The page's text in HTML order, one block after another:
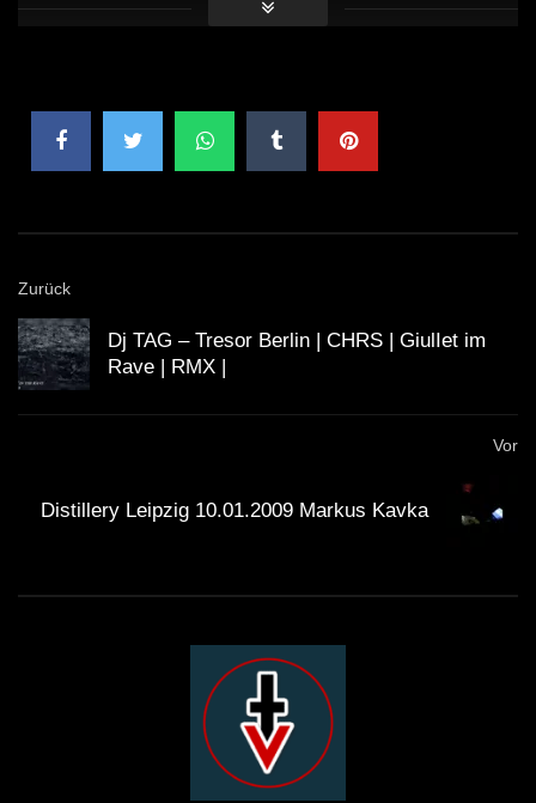
Zurück
Dj TAG – Tresor Berlin | CHRS | GiulIet im
Rave | RMX |
Vor
Distillery Leipzig 10.01.2009 Markus Kavka